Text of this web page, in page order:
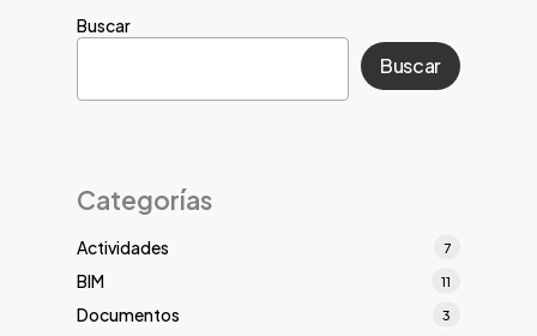
Buscar
Buscar
Categorías
Actividades 7
BIM 11
Documentos 3